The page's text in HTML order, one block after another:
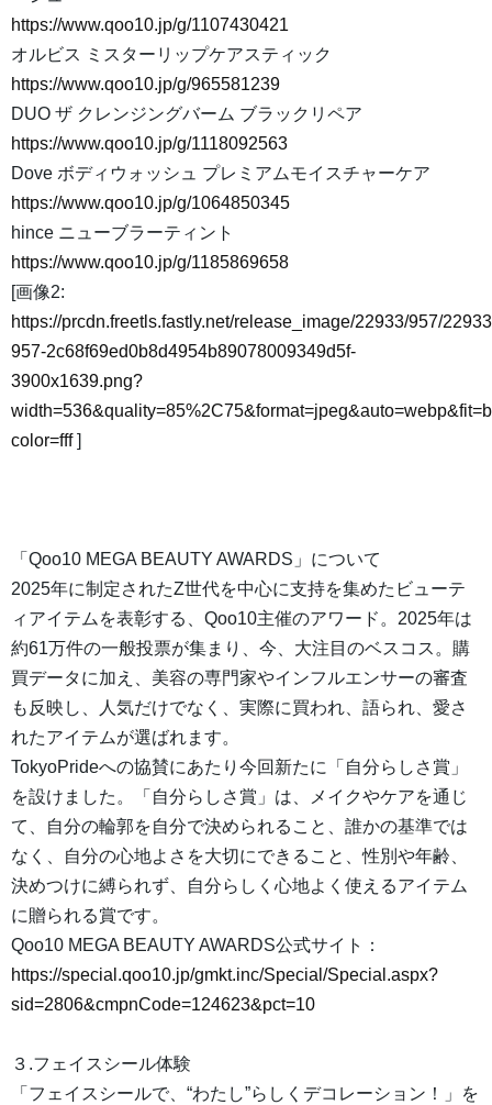
https://www.qoo10.jp/g/1107430421
オルビス ミスターリップケアスティック
https://www.qoo10.jp/g/965581239
DUO ザ クレンジングバーム ブラックリペア
https://www.qoo10.jp/g/1118092563
Dove ボディウォッシュ プレミアムモイスチャーケア
https://www.qoo10.jp/g/1064850345
hince ニューブラーティント
https://www.qoo10.jp/g/1185869658
[画像2:
https://prcdn.freetls.fastly.net/release_image/22933/957/
957-2c68f69ed0b8d4954b89078009349d5f-
3900x1639.png?
color=fff]
「Qoo10 MEGA BEAUTY AWARDS」について
2025年に制定されたZ世代を中心に支持を集めたビューテ
ィアイテムを表彰する、Qoo10主催のアワード。2025年は
約61万件の一般投票が集まり、今、大注目のベスコス。購
買データに加え、美容の専門家やインフルエンサーの審査
も反映し、人気だけでなく、実際に買われ、語られ、愛さ
れたアイテムが選ばれます。
TokyoPrideへの協賛にあたり今回新たに「自分らしさ賞」
を設けました。「自分らしさ賞」は、メイクやケアを通じ
て、自分の輪郭を自分で決められること、誰かの基準では
なく、自分の心地よさを大切にできること、性別や年齢、
決めつけに縛られず、自分らしく心地よく使えるアイテム
に贈られる賞です。
Qoo10 MEGA BEAUTY AWARDS公式サイト：
https://special.qoo10.jp/gmkt.inc/Special/Special.aspx?
sid=2806&cmpnCode=124623&pct=10
３.フェイスシール体験
「フェイスシールで、“わたし”らしくデコレーション！」を